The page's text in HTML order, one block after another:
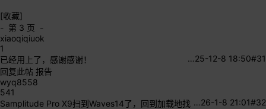
[收藏]
- 第 3 页 -
xiaoqiqiuok
1
#31
25-12-8 18:50
…
已经用上了，感谢感谢！
回复此帖 报告
wyq8558
541
#32
26-1-8 21:01
…
Samplitude Pro X9扫到Waves14了，回到加载地找